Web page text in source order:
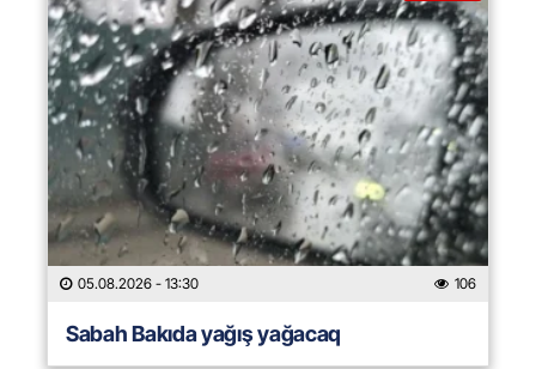
05.08.2026 - 13:30 106
Sabah Bakıda yağış yağacaq